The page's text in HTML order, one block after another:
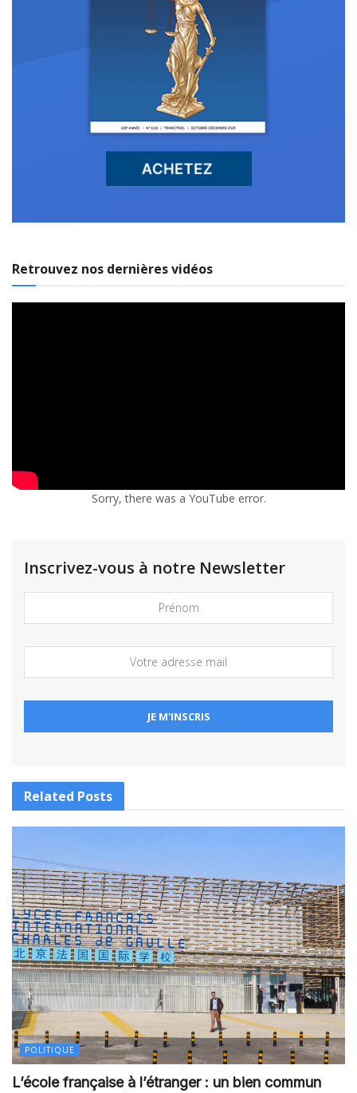
Retrouvez nos dernières vidéos
Sorry, there was a YouTube error.
Inscrivez-vous à notre Newsletter
Related Posts
POLITIQUE
L’école française à l’étranger : un bien commun